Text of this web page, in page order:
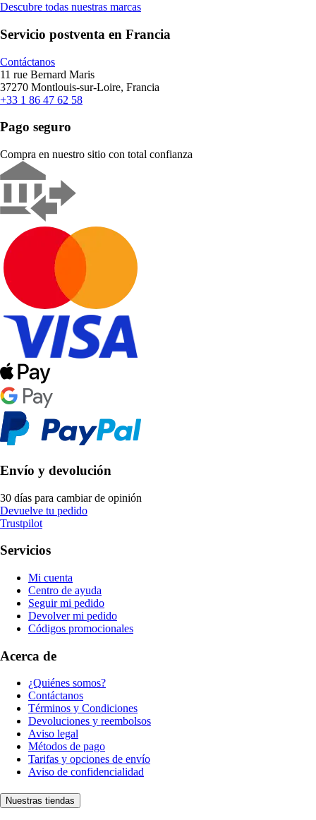
Descubre todas nuestras marcas
Servicio postventa en Francia
Contáctanos
11 rue Bernard Maris
37270 Montlouis-sur-Loire, Francia
+33 1 86 47 62 58
Pago seguro
Compra en nuestro sitio con total confianza
Envío y devolución
30 días para cambiar de opinión
Devuelve tu pedido
Trustpilot
Servicios
Mi cuenta
Centro de ayuda
Seguir mi pedido
Devolver mi pedido
Códigos promocionales
Acerca de
¿Quiénes somos?
Contáctanos
Términos y Condiciones
Devoluciones y reembolsos
Aviso legal
Métodos de pago
Tarifas y opciones de envío
Aviso de confidencialidad
Nuestras tiendas